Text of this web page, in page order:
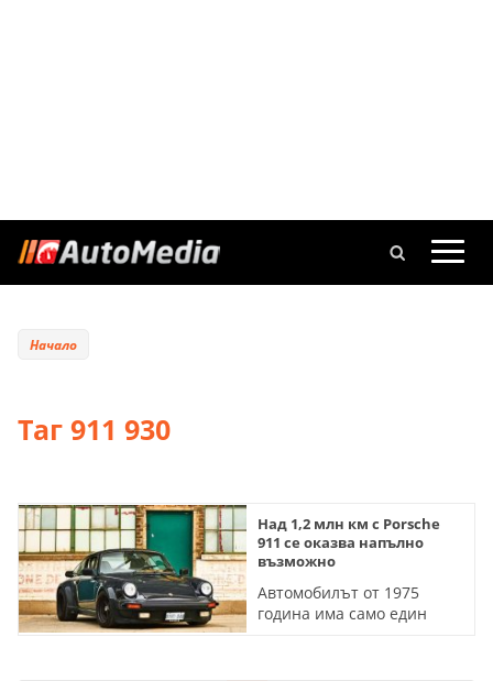
Начало
Таг 911 930
Над 1,2 млн км с Porsche
911 се оказва напълно
възможно
Автомобилът от 1975
година има само един